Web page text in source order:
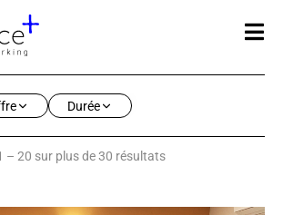
Durée
– 20 sur plus de 30 résultats